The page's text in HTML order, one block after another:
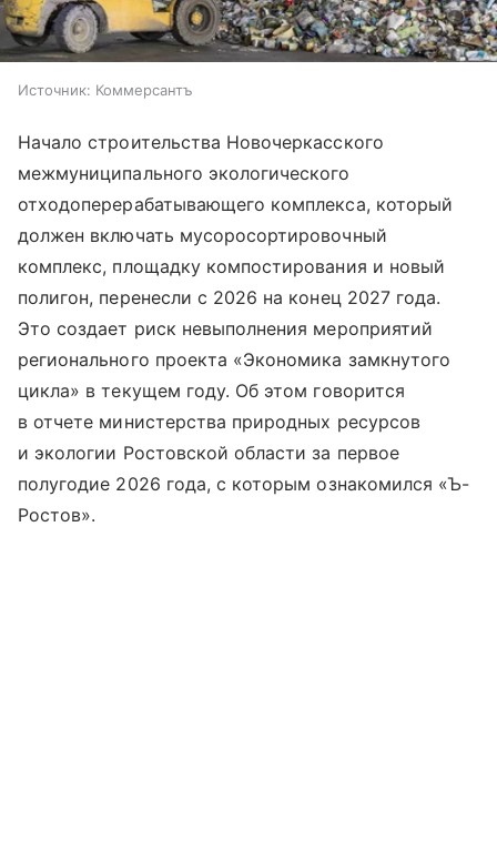
Источник: Коммерсантъ
Начало строительства Новочеркасского
межмуниципального экологического
отходоперерабатывающего комплекса, который
должен включать мусоросортировочный
комплекс, площадку компостирования и новый
полигон, перенесли с 2026 на конец 2027 года.
Это создает риск невыполнения мероприятий
регионального проекта «Экономика замкнутого
цикла» в текущем году. Об этом говорится
в отчете министерства природных ресурсов
и экологии Ростовской области за первое
полугодие 2026 года, с которым ознакомился «Ъ-
Ростов».